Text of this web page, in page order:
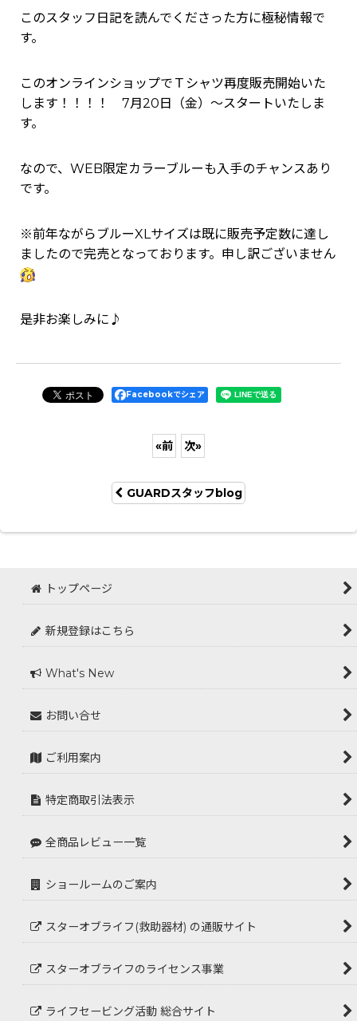
このスタッフ日記を読んでくださった方に極秘情報で
す。
このオンラインショップでＴシャツ再度販売開始いた
します！！！！ 7月20日（金）～スタートいたしま
す。
なので、WEB限定カラーブルーも入手のチャンスあり
です。
※前年ながらブルーXLサイズは既に販売予定数に達し
ましたので完売となっております。申し訳ございません
是非お楽しみに♪
Facebookでシェア
«前 次»
GUARDスタッフblog
トップページ
新規登録はこちら
What's New
お問い合せ
ご利用案内
特定商取引法表示
全商品レビュー一覧
ショールームのご案内
スターオブライフ(救助器材) の通販サイト
スターオブライフのライセンス事業
ライフセービング活動 総合サイト